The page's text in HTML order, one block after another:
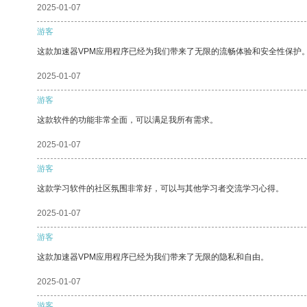
2025-01-07
游客
这款加速器VPM应用程序已经为我们带来了无限的流畅体验和安全性保护
2025-01-07
游客
这款软件的功能非常全面，可以满足我所有需求。
2025-01-07
游客
这款学习软件的社区氛围非常好，可以与其他学习者交流学习心得。
2025-01-07
游客
这款加速器VPM应用程序已经为我们带来了无限的隐私和自由。
2025-01-07